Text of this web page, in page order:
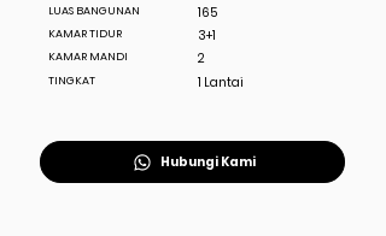
LUAS BANGUNAN
KAMAR TIDUR
KAMAR MANDI
TINGKAT
165
3+1
2
1 Lantai
Hubungi Kami